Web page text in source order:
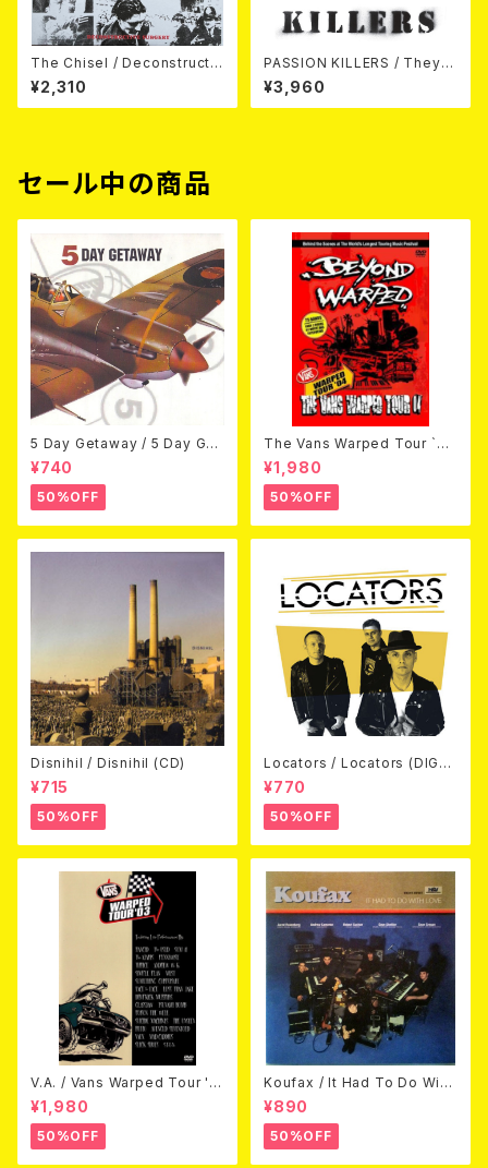
The Chisel / Deconstructiv
e Surgery (7"EP)
¥2,310
PASSION KILLERS / They K
ill Our Passion With Their
Hate And Wars LP
¥3,960
セール中の商品
5 Day Getaway / 5 Day Get
away (CDEP)
¥740
50%OFF
The Vans Warped Tour `04
Beyond Warped (国内盤DV
D)
¥1,980
50%OFF
Disnihil / Disnihil (CD)
¥715
50%OFF
Locators / Locators (DIGPA
CK CD)
¥770
50%OFF
V.A. / Vans Warped Tour '0
3 (DVD)
¥1,980
50%OFF
Koufax / It Had To Do With
Love (CD)
¥890
50%OFF